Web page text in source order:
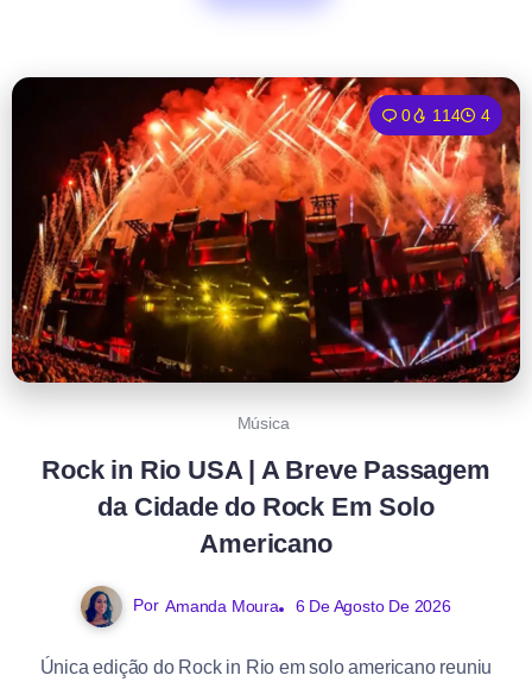
0 114 4
Música
Rock in Rio USA | A Breve Passagem
da Cidade do Rock Em Solo
Americano
Por Amanda Moura 6 De Agosto De 2026
Única edição do Rock in Rio em solo americano reuniu